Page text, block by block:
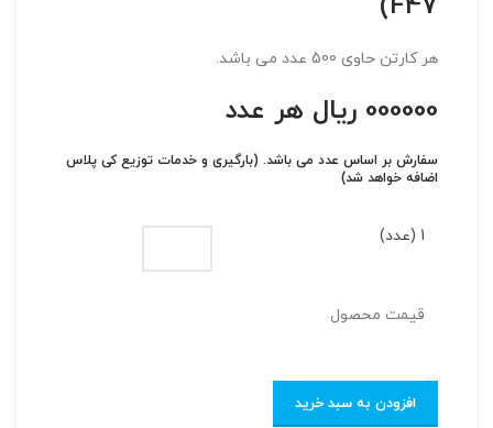
هر کارتن حاوی 500 عدد می باشد.
000000 ریال هر عدد
سفارش بر اساس عدد می باشد. (بارگیری و خدمات توزیع کی پلاس
اضافه خواهد شد)
1 (عدد)
قیمت محصول
افزودن به سبد خرید